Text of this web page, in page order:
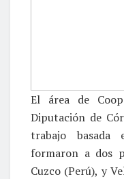
El área de
Diputación de
trabajo basada
formaron a dos
Cuzco (Perú), y